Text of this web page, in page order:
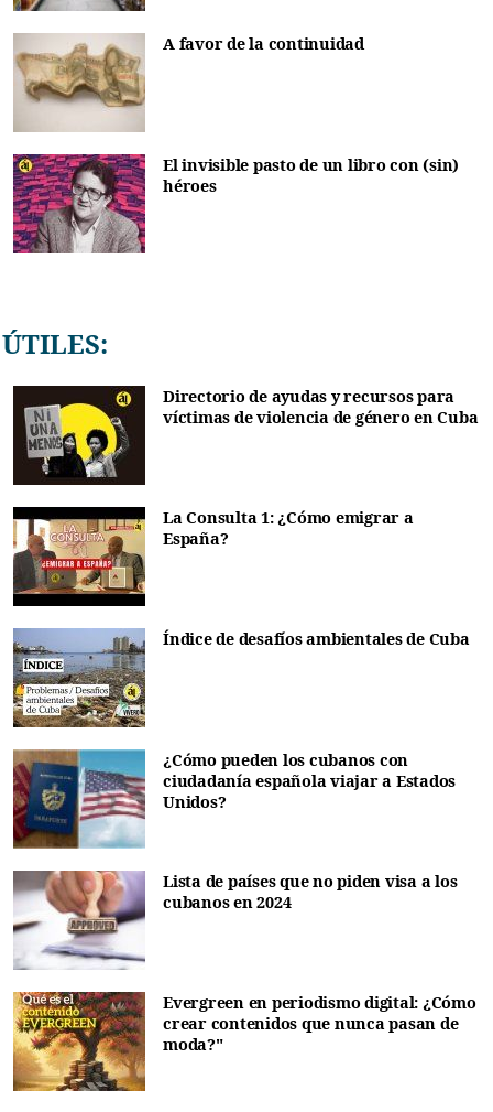
A favor de la continuidad
El invisible pasto de un libro con (sin)
héroes
ÚTILES:
Directorio de ayudas y recursos para
víctimas de violencia de género en Cuba
La Consulta 1: ¿Cómo emigrar a
España?
Índice de desafíos ambientales de Cuba
¿Cómo pueden los cubanos con
ciudadanía española viajar a Estados
Unidos?
Lista de países que no piden visa a los
cubanos en 2024
Evergreen en periodismo digital: ¿Cómo
crear contenidos que nunca pasan de
moda?"